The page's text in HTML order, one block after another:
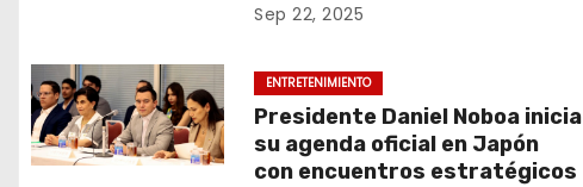
Sep 22, 2025
ENTRETENIMIENTO
Presidente Daniel Noboa inicia
su agenda oficial en Japón
con encuentros estratégicos